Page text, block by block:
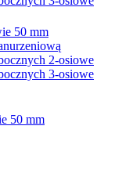
50 mm
2-osiowe
3-osiowe
50 mm